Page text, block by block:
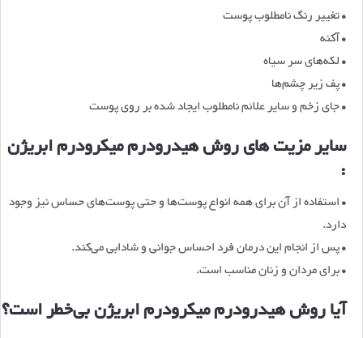
• تغییر رنگ نامطلوب پوست
• آکنه
• لکه‌های سر سیاه
• پف زیر چشم‌ها
• جای زخم و سایر علائم نامطلوب ایجاد شده بر روی پوست
سایر مزیت های روش هیدرودرم میکرودرم ابریژن
:
• استفاده از آن برای همه انواع پوست‌ها و حتی پوست‌های حساس نیز وجود
دارد.
• پس از انجام این درمان فرد احساس جوانی و شادابی می‌کند.
• برای مردان و زنان مناسب است.
آیا روش هیدرودرم میکرودرم ابریژن بی‌خطر است؟